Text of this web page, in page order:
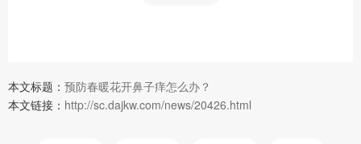
本文标题： 预防春暖花开鼻子痒怎么办？
本文链接： http://sc.dajkw.com/news/20426.html